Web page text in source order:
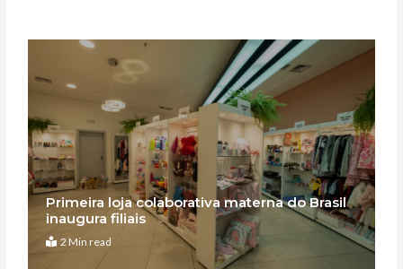
Primeira loja colaborativa materna do Brasil
inaugura filiais
2 Min read